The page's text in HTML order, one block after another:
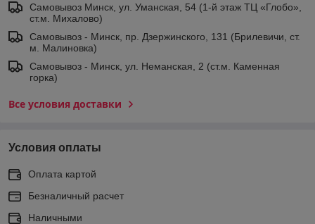
Самовывоз Минск, ул. Уманская, 54 (1-й этаж ТЦ «Глобо»,
ст.м. Михалово)
Самовывоз - Минск, пр. Дзержинского, 131 (Брилевичи, ст.
м. Малиновка)
Самовывоз - Минск, ул. Неманская, 2 (ст.м. Каменная
горка)
Все условия доставки
Условия оплаты
Оплата картой
Безналичный расчет
Наличными